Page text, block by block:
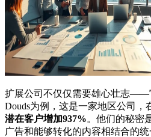
扩展公司不仅仅需要雄心壮志——
Douds为例，这是一家地区公司，
潜在客户增加937%。他们的秘密
广告和能够转化的内容相结合的统